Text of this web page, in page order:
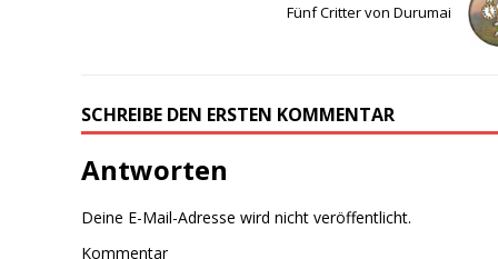
Fünf Critter von Durumai
SCHREIBE DEN ERSTEN KOMMENTAR
Antworten
Deine E-Mail-Adresse wird nicht veröffentlicht.
Kommentar